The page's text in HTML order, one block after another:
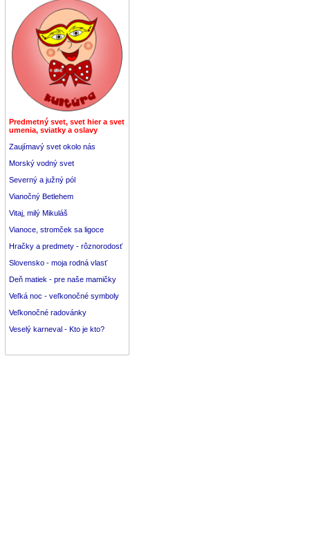
Predmetný svet, svet hier a svet
umenia, sviatky a oslavy
Zaujímavý svet okolo nás
Morský vodný svet
Severný a južný pól
Vianočný Betlehem
Vitaj, milý Mikuláš
Vianoce, stromček sa ligoce
Hračky a predmety - rôznorodosť
Slovensko - moja rodná vlasť
Deň matiek - pre naše mamičky
Veľká noc - veľkonočné symboly
Veľkonočné radovánky
Veselý karneval - Kto je kto?